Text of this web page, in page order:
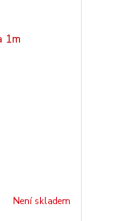
Není skladem